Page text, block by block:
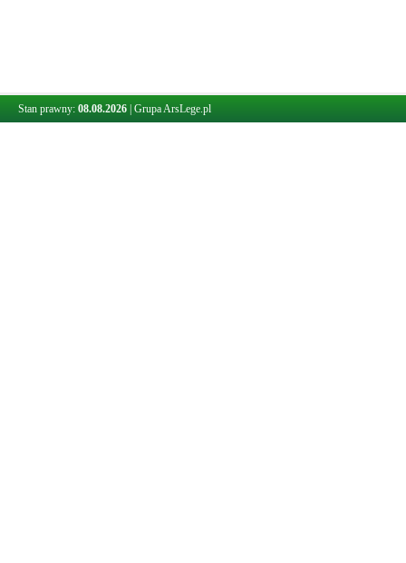
Stan prawny: 08.08.2026 Grupa ArsLege.pl